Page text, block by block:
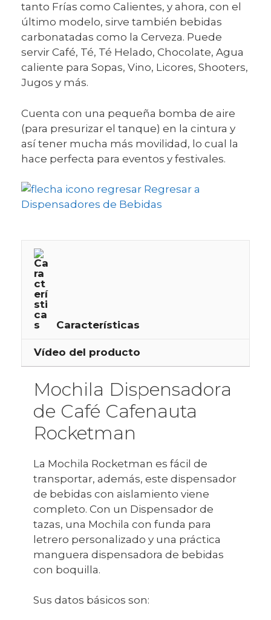
tanto Frías como Calientes, y ahora, con el
último modelo, sirve también bebidas
carbonatadas como la Cerveza. Puede
servir Café, Té, Té Helado, Chocolate, Agua
caliente para Sopas, Vino, Licores, Shooters,
Jugos y más.
Cuenta con una pequeña bomba de aire
(para presurizar el tanque) en la cintura y
así tener mucha más movilidad, lo cual la
hace perfecta para eventos y festivales.
Regresar a
Dispensadores de Bebidas
Características
Vídeo del producto
Mochila Dispensadora
de Café Cafenauta
Rocketman
La Mochila Rocketman es fácil de
transportar, además, este dispensador
de bebidas con aislamiento viene
completo. Con un Dispensador de
tazas, una Mochila con funda para
letrero personalizado y una práctica
manguera dispensadora de bebidas
con boquilla.
Sus datos básicos son: